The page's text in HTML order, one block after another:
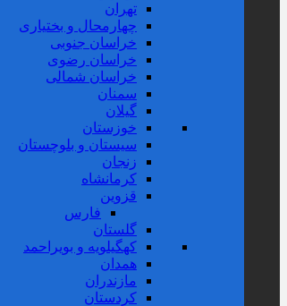
تهران
چهارمحال و بختیاری
خراسان جنوبی
خراسان رضوی
خراسان شمالی
سمنان
گیلان
خوزستان
سیستان و بلوچستان
زنجان
کرمانشاه
قزوین
فارس
گلستان
کهگیلویه و بویراحمد
همدان
مازندران
کردستان